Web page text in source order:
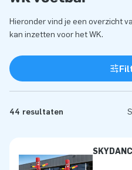
Hieronder vind je een overzicht
kan inzetten voor het WK.
44 resultaten